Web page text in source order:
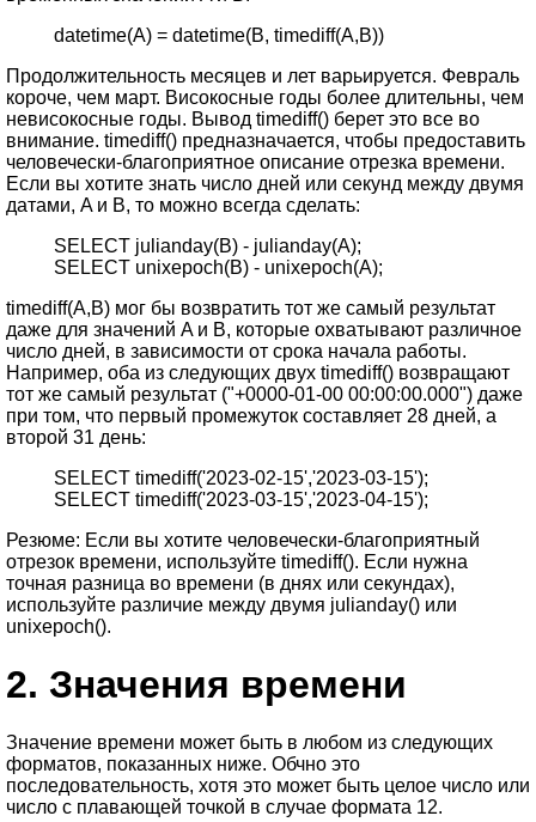
datetime(A) = datetime(B, timediff(A,B))
Продолжительность месяцев и лет варьируется. Февраль
короче, чем март. Високосные годы более длительны, чем
невисокосные годы. Вывод timediff() берет это все во
внимание. timediff() предназначается, чтобы предоставить
человечески-благоприятное описание отрезка времени.
Если вы хотите знать число дней или секунд между двумя
датами, A и B, то можно всегда сделать:
SELECT julianday(B) - julianday(A);
SELECT unixepoch(B) - unixepoch(A);
timediff(A,B) мог бы возвратить тот же самый результат
даже для значений A и B, которые охватывают различное
число дней, в зависимости от срока начала работы.
Например, оба из следующих двух timediff() возвращают
тот же самый результат ("+0000-01-00 00:00:00.000") даже
при том, что первый промежуток составляет 28 дней, а
второй 31 день:
SELECT timediff('2023-02-15','2023-03-15');
SELECT timediff('2023-03-15','2023-04-15');
Резюме: Если вы хотите человечески-благоприятный
отрезок времени, используйте timediff(). Если нужна
точная разница во времени (в днях или секундах),
используйте различие между двумя julianday() или
unixepoch().
2. Значения времени
Значение времени может быть в любом из следующих
форматов, показанных ниже. Обчно это
последовательность, хотя это может быть целое число или
число с плавающей точкой в случае формата 12.